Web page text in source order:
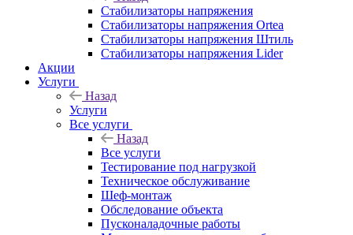
Стабилизаторы напряжения
Стабилизаторы напряжения Ortea
Стабилизаторы напряжения Штиль
Стабилизаторы напряжения Lider
Акции
Услуги
Назад
Услуги
Все услуги
Назад
Все услуги
Тестирование под нагрузкой
Техническое обслуживание
Шеф-монтаж
Обследование объекта
Пусконаладочные работы